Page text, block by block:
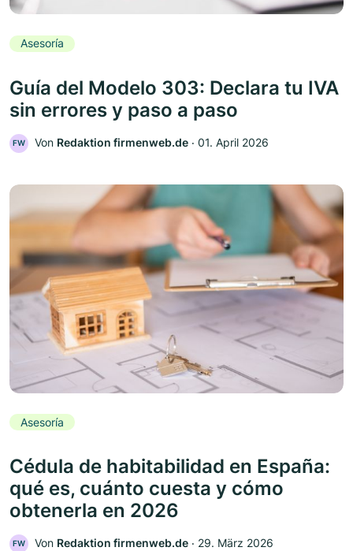
Asesoría
Guía del Modelo 303: Declara tu IVA
sin errores y paso a paso
FW Von Redaktion firmenweb.de ‧ 01. April 2026
Asesoría
Cédula de habitabilidad en España:
qué es, cuánto cuesta y cómo
obtenerla en 2026
FW Von Redaktion firmenweb.de ‧ 29. März 2026